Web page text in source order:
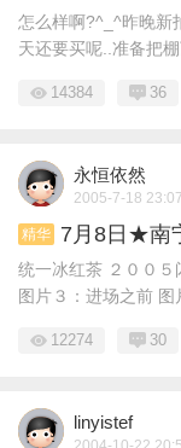
怎么样啊?^_^昨晚新
天还要买呢..准备把棚
14384 36
永恒依然
2005-7-18 23:07
精华 7月8日★
统一冰红茶 ２００
图片３：进场之前 图
12274 30
linyistef